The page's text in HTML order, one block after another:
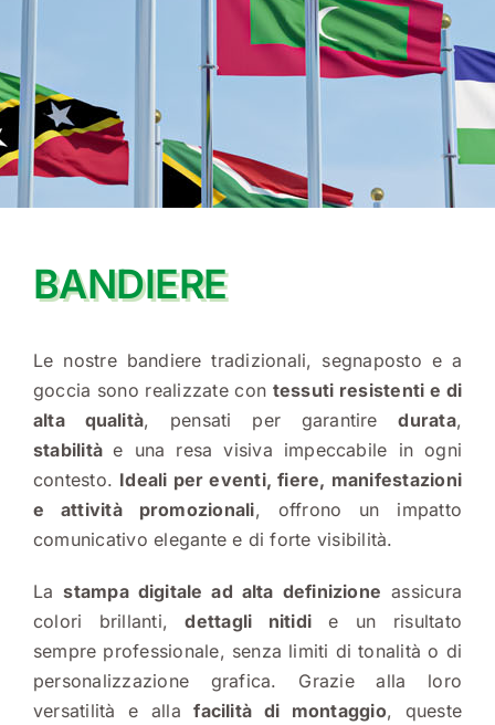
BANDIERE
ADESIVI
GAZEBO
FONDALI POP-UP
CONTATTI
BANDIERE
Le nostre bandiere tradizionali, segnaposto e a
goccia sono realizzate con tessuti resistenti e di
alta qualità, pensati per garantiredurata,
stabilitàe una resa visiva impeccabile in ogni
contesto. Ideali per eventi, fiere, manifestazioni
e attività promozionali, offrono un impatto
comunicativo elegante e di forte visibilità.
Lastampa digitale ad alta definizione assicura
colori brillanti,dettagli nitidi e un risultato
sempre professionale, senza limiti di tonalità o di
personalizzazione grafica. Grazie alla loro
versatilità e allafacilità di montaggio, queste